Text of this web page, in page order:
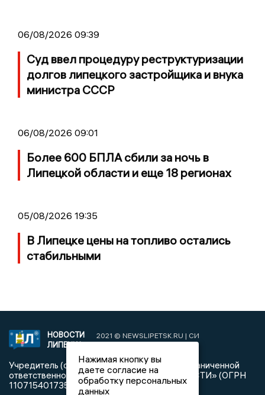
06/08/2026 09:39
Суд ввел процедуру реструктуризации
долгов липецкого застройщика и внука
министра СССР
06/08/2026 09:01
Более 600 БПЛА сбили за ночь в
Липецкой области и еще 18 регионах
05/08/2026 19:35
В Липецке цены на топливо остались
стабильными
НОВОСТИ
ЛИПЕЦКА
2021 © NEWSLIPETSK.RU | СИ
Учредитель (соучредители): Общество с ограниченной
ответственностью «РЕГИОНАЛЬНЫЕ НОВОСТИ» (ОГРН
1107154017354)
Нажимая кнопку вы
даете согласие на
обработку персональных
данных